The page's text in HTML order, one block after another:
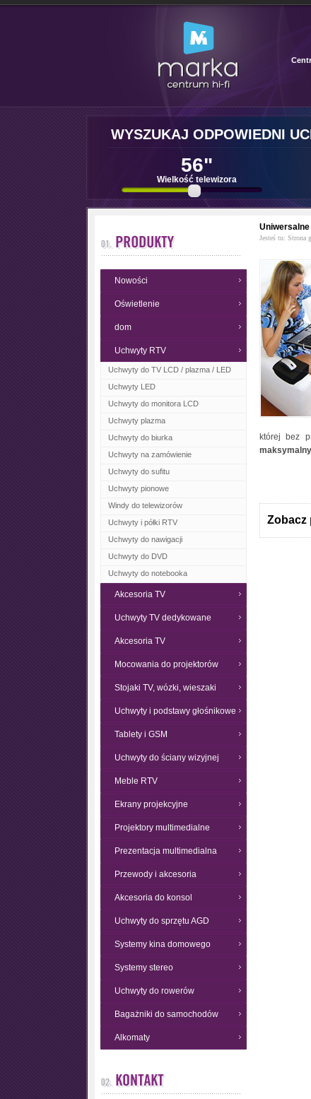
WYSZUKAJ ODPOWIEDNI
56"
Wielkość telewizora
Nowości
Oświetlenie
dom
Uchwyty RTV
Uchwyty do TV LCD / plazma / LED
Uchwyty LED
Uchwyty do monitora LCD
Uchwyty plazma
Uchwyty do biurka
Uchwyty na zamówienie
Uchwyty do sufitu
Uchwyty pionowe
Windy do telewizorów
Uchwyty i półki RTV
Uchwyty do nawigacji
Uchwyty do DVD
Uchwyty do notebooka
Akcesoria TV
Uchwyty TV dedykowane
Akcesoria TV
Mocowania do projektorów
Stojaki TV, wózki, wieszaki
Uchwyty i podstawy głośnikowe
Tablety i GSM
Uchwyty do ściany wizyjnej
Meble RTV
Ekrany projekcyjne
Projektory multimedialne
Prezentacja multimedialna
Przewody i akcesoria
Akcesoria do konsol
Uchwyty do sprzętu AGD
Systemy kina domowego
Systemy stereo
Uchwyty do rowerów
Bagażniki do samochodów
Alkomaty
Jesteś tu: Strona
której bez
Zobacz